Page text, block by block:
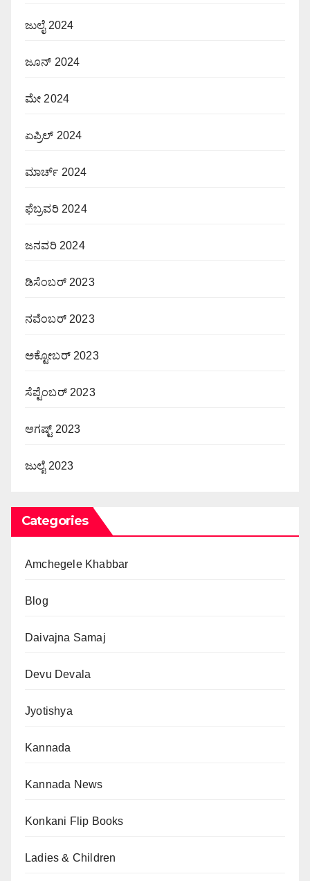
ಜುಲೈ 2024
ಜೂನ್ 2024
ಮೇ 2024
ಏಪ್ರಿಲ್ 2024
ಮಾರ್ಚ್ 2024
ಫೆಬ್ರವರಿ 2024
ಜನವರಿ 2024
ಡಿಸೆಂಬರ್ 2023
ನವೆಂಬರ್ 2023
ಅಕ್ಟೋಬರ್ 2023
ಸೆಪ್ಟೆಂಬರ್ 2023
ಆಗಷ್ಟ್ 2023
ಜುಲೈ 2023
Categories
Amchegele Khabbar
Blog
Daivajna Samaj
Devu Devala
Jyotishya
Kannada
Kannada News
Konkani Flip Books
Ladies & Children